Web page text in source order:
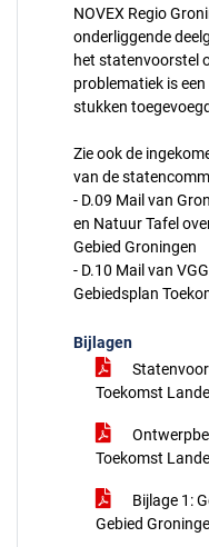
NOVEX Regio
onderliggende
het statenvoorstel
problematiek is
stukken
Zie ook de
van de
- D.09 Mail van
en Natuur Tafel
Gebied Groningen
- D.10 Mail van
Gebiedsplan
Bijlagen
Toekomst
Toekomst
Bijlage 1:
Gebied